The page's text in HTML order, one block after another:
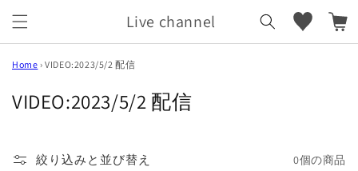
ンツに
進む
Live channel
ー
ト
Home › VIDEO:2023/5/2 配信
コ
ク
VIDEO:2023/5/2 配信
絞り込みと並び替え 0個の商品